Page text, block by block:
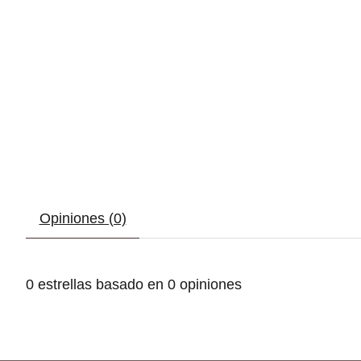
Opiniones (0)
0 estrellas basado en 0 opiniones